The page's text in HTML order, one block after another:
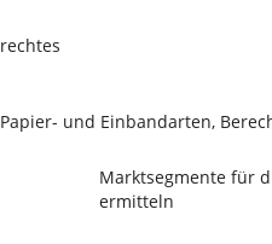
und Einbandarten,
Marktsegmente für
ermitteln